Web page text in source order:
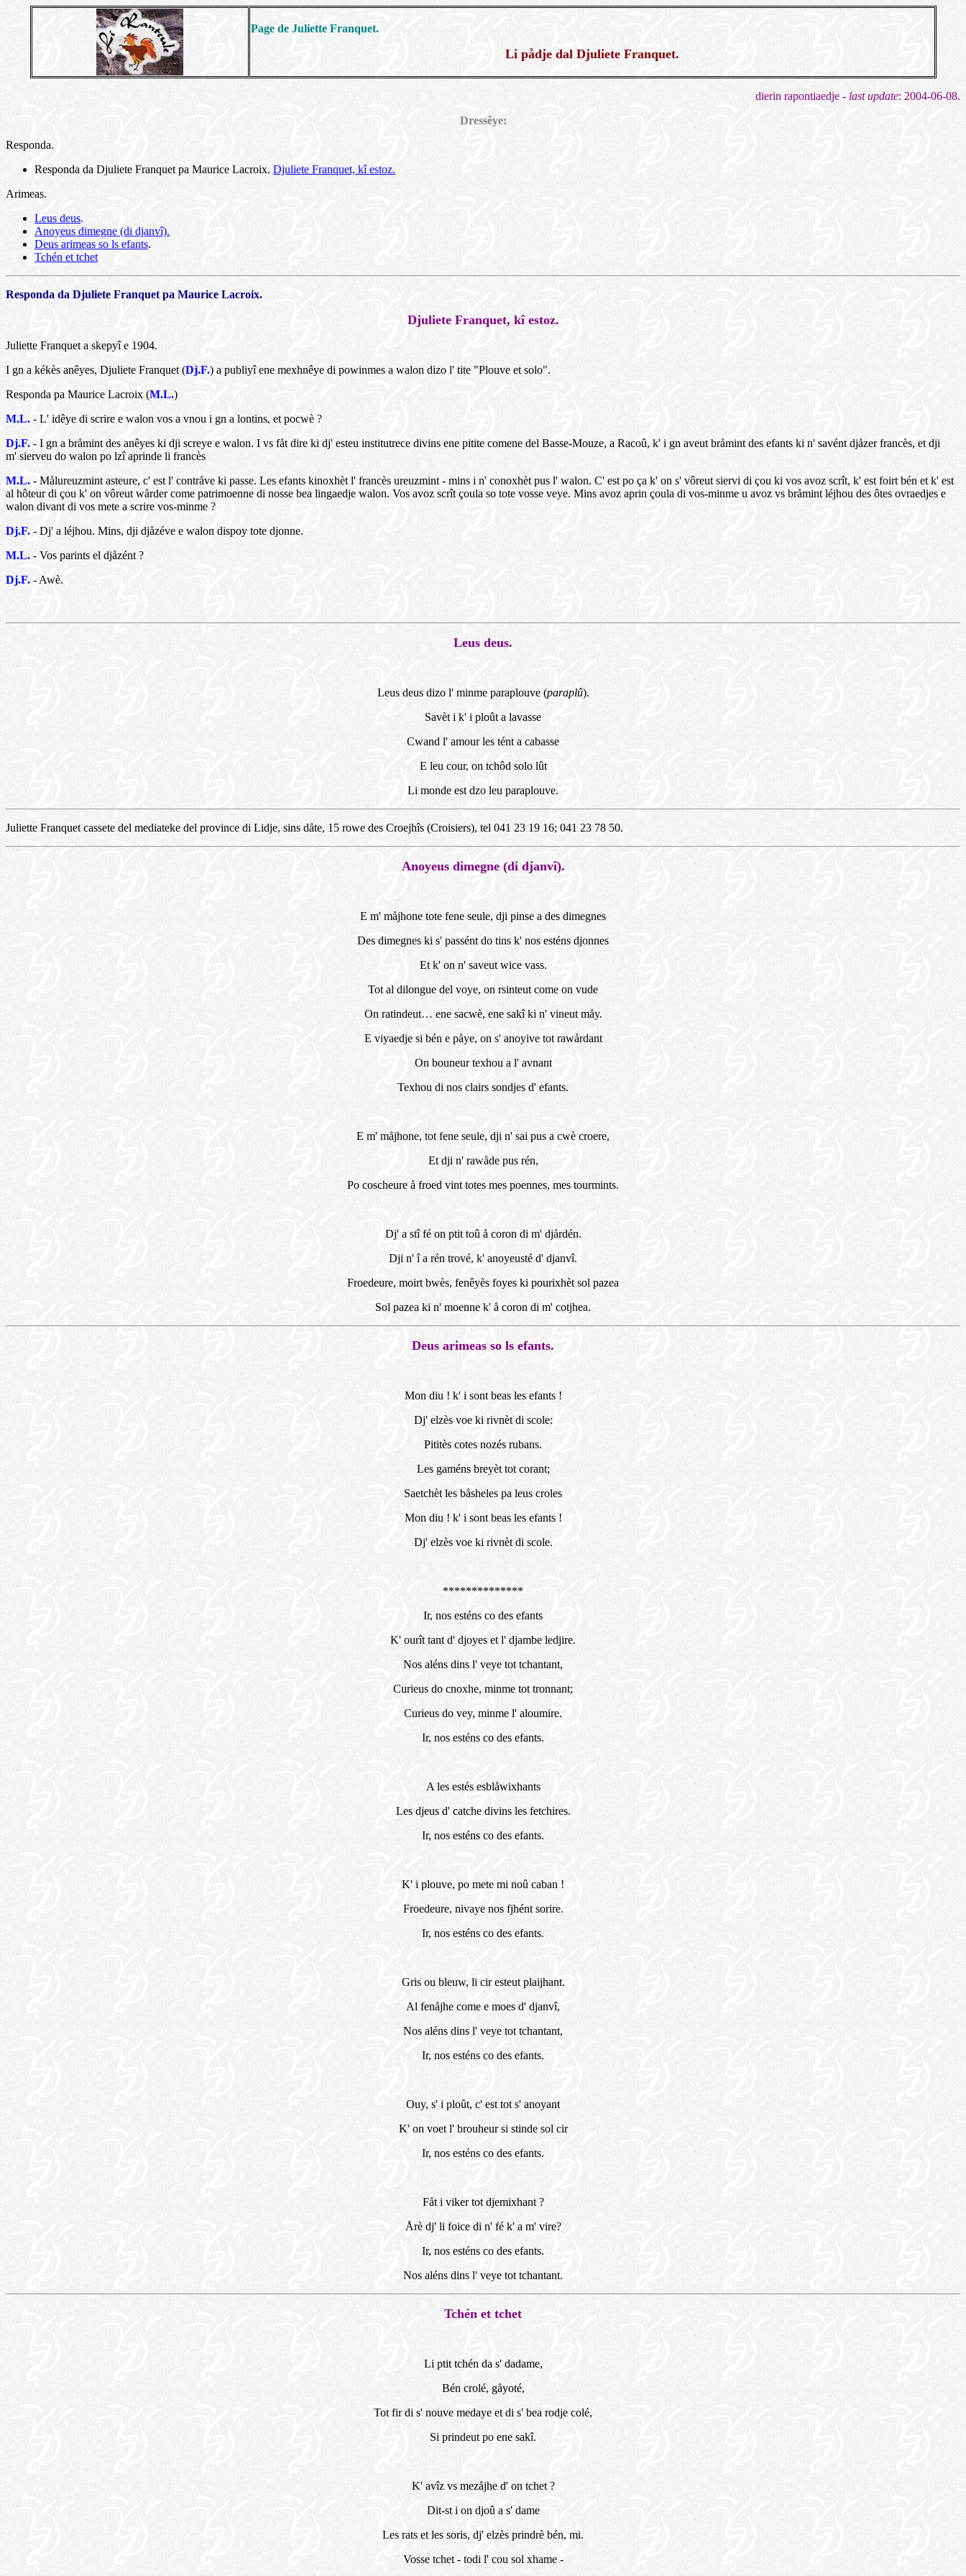
Page de Juliette Franquet.
Li pådje dal Djuliete Franquet.
dierin rapontiaedje - last update: 2004-06-08.
Dressêye:
Responda.
Responda da Djuliete Franquet pa Maurice Lacroix.Djuliete Franquet, kî estoz.
Arimeas.
Leus deus.
Anoyeus dimegne (di djanvî).
Deus arimeas so ls efants.
Tchén et tchet
Responda da Djuliete Franquet pa Maurice Lacroix.
Djuliete Franquet, kî estoz.
Juliette Franquet a skepyî e 1904.
I gn a kékès anêyes, Djuliete Franquet (Dj.F.) a publiyî ene mexhnêye di powinmes a walon dizo l' tite "Plouve et solo".
Responda pa Maurice Lacroix (M.L.)
M.L.- L' idêye di scrire e walon vos a vnou i gn a lontins, et pocwè ?
Dj.F. - I gn a bråmint des anêyes ki dji screye e walon. I vs fåt dire ki dj' esteu institutrece divins ene pitite comene del Basse-Mouze, a Racoû, k' i gn aveut bråmint des efants ki n' savént djåzer francès, et dji
m' sierveu do walon po lzî aprinde li francès
M.L.- Målureuzmint asteure, c' est l' contråve ki passe. Les efants kinoxhèt l' francès ureuzmint - mins i n' conoxhèt pus l' walon. C' est po ça k' on s' vôreut siervi di çou ki vos avoz scrît, k' est foirt bén et k' est
al hôteur di çou k' on vôreut wårder come patrimoenne di nosse bea lingaedje walon. Vos avoz scrît çoula so tote vosse veye. Mins avoz aprin çoula di vos-minme u avoz vs bråmint léjhou des ôtes ovraedjes e
walon divant di vos mete a scrire vos-minme ?
Dj.F.- Dj' a léjhou. Mins, dji djåzéve e walon dispoy tote djonne.
M.L. - Vos parints el djåzént ?
Dj.F.- Awè.
Leus deus.
Leus deus dizo l' minme paraplouve (paraplû).
Savèt i k' i ploût a lavasse
Cwand l' amour les tént a cabasse
E leu cour, on tchôd solo lût
Li monde est dzo leu paraplouve.
Juliette Franquet cassete del mediateke del province di Lidje, sins dåte, 15 rowe des Croejhîs (Croisiers), tel 041 23 19 16; 041 23 78 50.
Anoyeus dimegne (di djanvî).
E m' måjhone tote fene seule, dji pinse a des dimegnes
Des dimegnes ki s' passént do tins k' nos esténs djonnes
Et k' on n' saveut wice vass.
Tot al dilongue del voye, on rsinteut come on vude
On ratindeut… ene sacwè, ene sakî ki n' vineut måy.
E viyaedje si bén e påye, on s' anoyive tot rawårdant
On bouneur texhou a l' avnant
Texhou di nos clairs sondjes d' efants.
E m' måjhone, tot fene seule, dji n' sai pus a cwè croere,
Et dji n' rawåde pus rén,
Po coscheure å froed vint totes mes poennes, mes tourmints.
Dj' a stî fé on ptit toû å coron di m' djårdén.
Dji n' î a rén trové, k' anoyeusté d' djanvî.
Froedeure, moirt bwès, fenêyès foyes ki pourixhèt sol pazea
Sol pazea ki n' moenne k' å coron di m' cotjhea.
Deus arimeas so ls efants.
Mon diu ! k' i sont beas les efants !
Dj' elzès voe ki rivnèt di scole:
Pititès cotes nozés rubans.
Les gaméns breyèt tot corant;
Saetchèt les båsheles pa leus croles
Mon diu ! k' i sont beas les efants !
Dj' elzès voe ki rivnèt di scole.
**************
Ir, nos esténs co des efants
K' ourît tant d' djoyes et l' djambe ledjire.
Nos aléns dins l' veye tot tchantant,
Curieus do cnoxhe, minme tot tronnant;
Curieus do vey, minme l' aloumire.
Ir, nos esténs co des efants.
A les estés esblåwixhants
Les djeus d' catche divins les fetchires.
Ir, nos esténs co des efants.
K' i plouve, po mete mi noû caban !
Froedeure, nivaye nos fjhént sorire.
Ir, nos esténs co des efants.
Gris ou bleuw, li cir esteut plaijhant.
Al fenåjhe come e moes d' djanvî,
Nos aléns dins l' veye tot tchantant,
Ir, nos esténs co des efants.
Ouy, s' i ploût, c' est tot s' anoyant
K' on voet l' brouheur si stinde sol cir
Ir, nos esténs co des efants.
Fåt i viker tot djemixhant ?
Årè dj' li foice di n' fé k' a m' vire?
Ir, nos esténs co des efants.
Nos aléns dins l' veye tot tchantant.
Tchén et tchet
Li ptit tchén da s' dadame,
Bén crolé, gåyoté,
Tot fir di s' nouve medaye et di s' bea rodje colé,
Si prindeut po ene sakî.
K' avîz vs mezåjhe d' on tchet ?
Dit-st i on djoû a s' dame
Les rats et les soris, dj' elzès prindrè bén, mi.
Vosse tchet - todi l' cou sol xhame -